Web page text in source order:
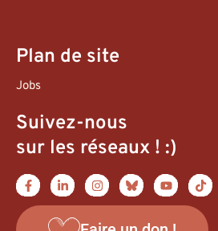
Plan de site
Jobs
Suivez-nous
sur les réseaux ! :)